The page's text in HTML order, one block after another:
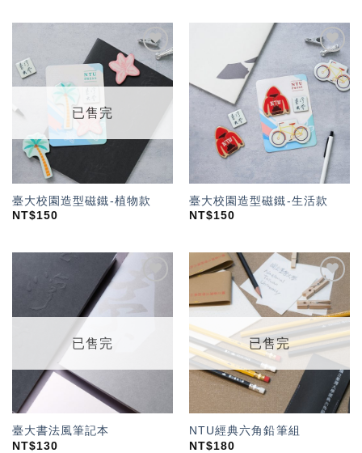
加入
「願
望輕
已售完
臺大校園造型磁鐵-植物款
NT$150
加入
「願
望輕
臺大校園造型磁鐵-生活款
NT$150
望輕
已售完
臺大書法風筆記本
NT$130
加入
「願
望輕
單」
已售完
NTU經典六角鉛筆組
NT$180